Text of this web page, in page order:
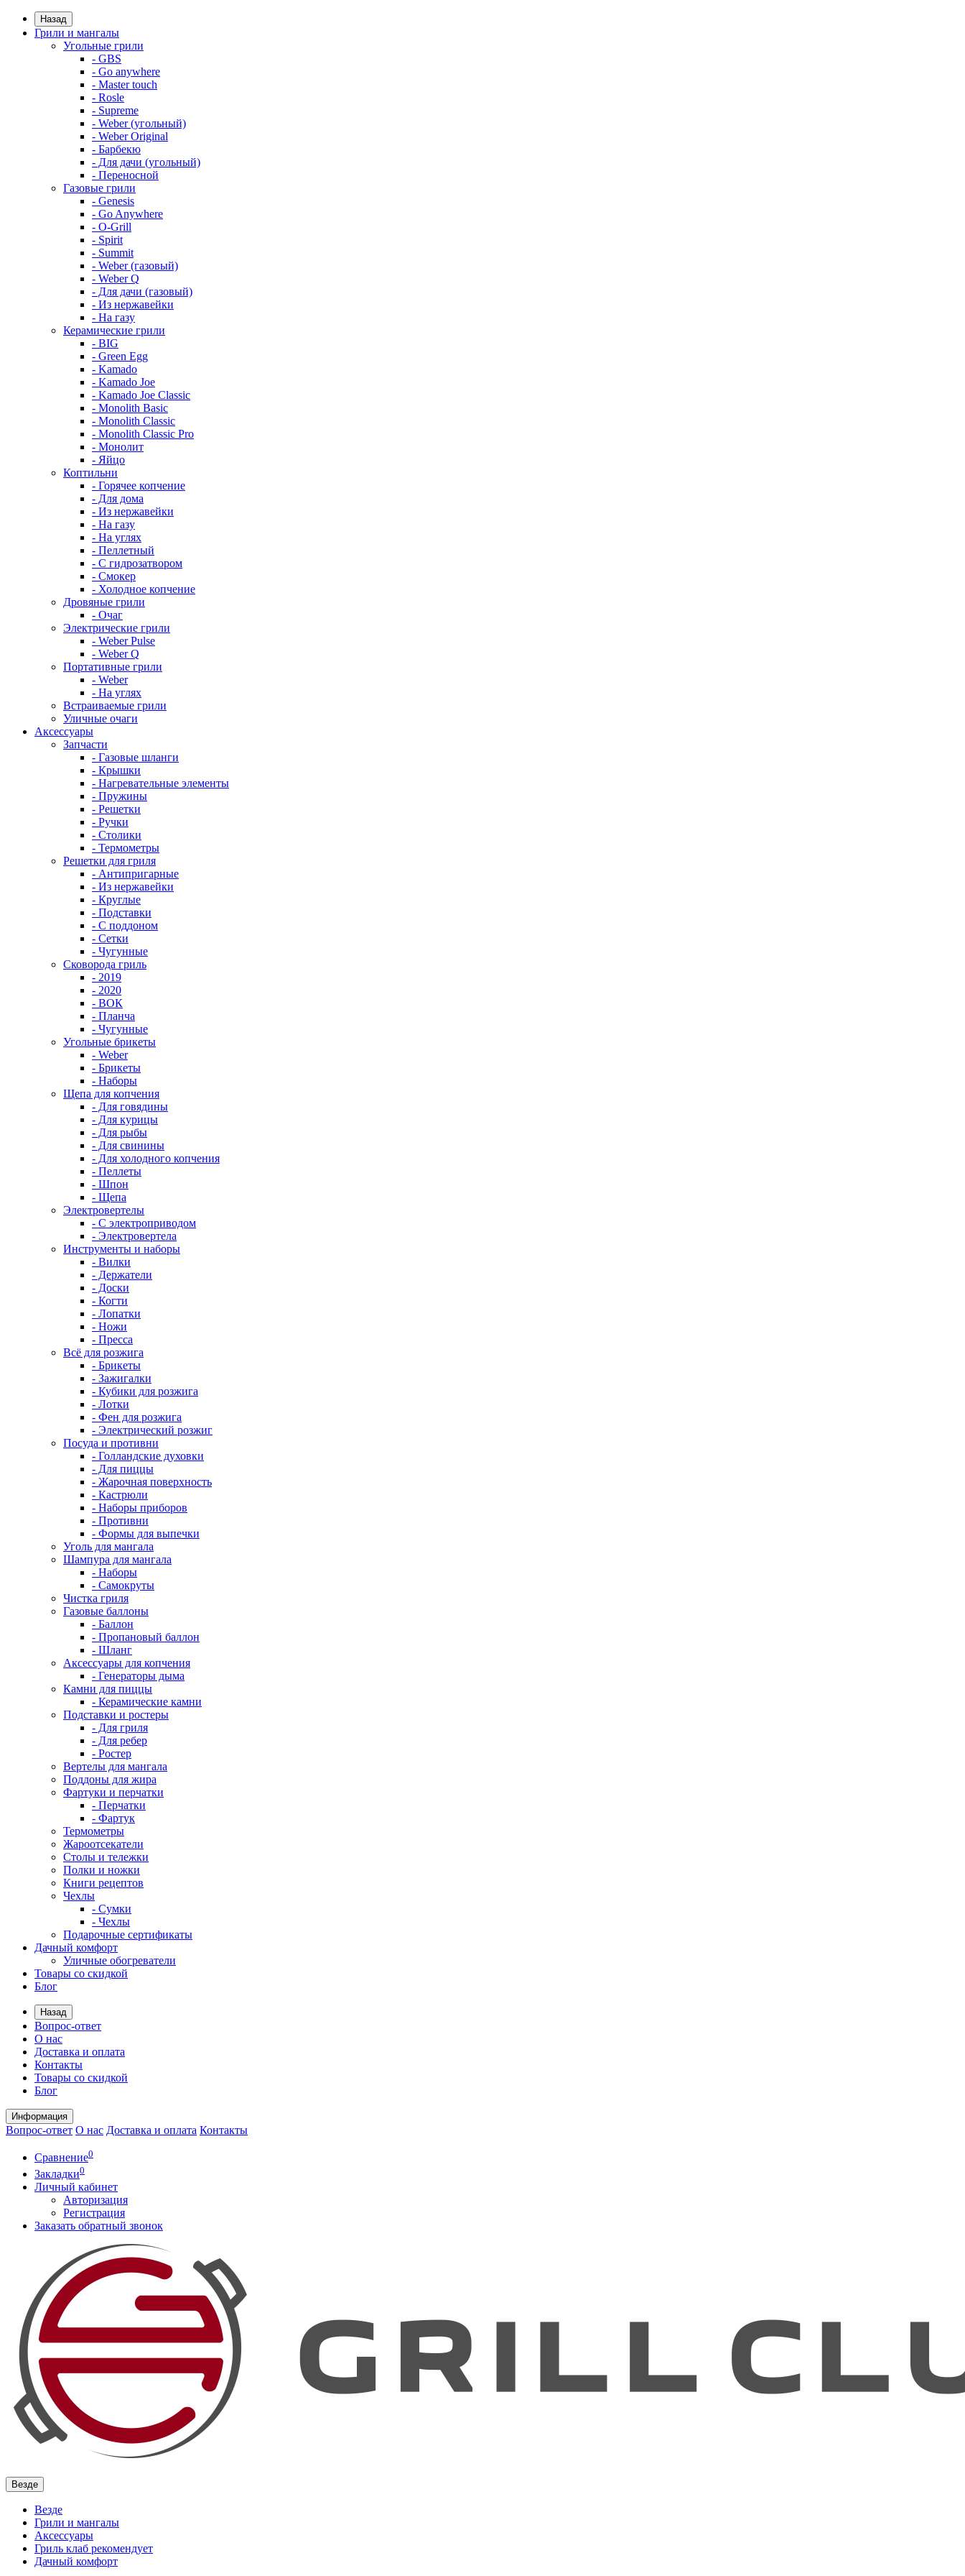
Назад
Грили и мангалы
Угольные грили
- GBS
- Go anywhere
- Master touch
- Rosle
- Supreme
- Weber (угольный)
- Weber Original
- Барбекю
- Для дачи (угольный)
- Переносной
Газовые грили
- Genesis
- Go Anywhere
- O-Grill
- Spirit
- Summit
- Weber (газовый)
- Weber Q
- Для дачи (газовый)
- Из нержавейки
- На газу
Керамические грили
- BIG
- Green Egg
- Kamado
- Kamado Joe
- Kamado Joe Classic
- Monolith Basic
- Monolith Classic
- Monolith Classic Pro
- Монолит
- Яйцо
Коптильни
- Горячее копчение
- Для дома
- Из нержавейки
- На газу
- На углях
- Пеллетный
- С гидрозатвором
- Смокер
- Холодное копчение
Дровяные грили
- Очаг
Электрические грили
- Weber Pulse
- Weber Q
Портативные грили
- Weber
- На углях
Встраиваемые грили
Уличные очаги
Аксессуары
Запчасти
- Газовые шланги
- Крышки
- Нагревательные элементы
- Пружины
- Решетки
- Ручки
- Столики
- Термометры
Решетки для гриля
- Антипригарные
- Из нержавейки
- Круглые
- Подставки
- С поддоном
- Сетки
- Чугунные
Сковорода гриль
- 2019
- 2020
- ВОК
- Планча
- Чугунные
Угольные брикеты
- Weber
- Брикеты
- Наборы
Щепа для копчения
- Для говядины
- Для курицы
- Для рыбы
- Для свинины
- Для холодного копчения
- Пеллеты
- Шпон
- Щепа
Электровертелы
- С электроприводом
- Электровертела
Инструменты и наборы
- Вилки
- Держатели
- Доски
- Когти
- Лопатки
- Ножи
- Пресса
Всё для розжига
- Брикеты
- Зажигалки
- Кубики для розжига
- Лотки
- Фен для розжига
- Электрический розжиг
Посуда и противни
- Голландские духовки
- Для пиццы
- Жарочная поверхность
- Кастрюли
- Наборы приборов
- Противни
- Формы для выпечки
Уголь для мангала
Шампура для мангала
- Наборы
- Самокруты
Чистка гриля
Газовые баллоны
- Баллон
- Пропановый баллон
- Шланг
Аксессуары для копчения
- Генераторы дыма
Камни для пиццы
- Керамические камни
Подставки и ростеры
- Для гриля
- Для ребер
- Ростер
Вертелы для мангала
Поддоны для жира
Фартуки и перчатки
- Перчатки
- Фартук
Термометры
Жароотсекатели
Столы и тележки
Полки и ножки
Книги рецептов
Чехлы
- Сумки
- Чехлы
Подарочные сертификаты
Дачный комфорт
Уличные обогреватели
Товары со скидкой
Блог
Назад
Вопрос-ответ
О нас
Доставка и оплата
Контакты
Товары со скидкой
Блог
Информация
Вопрос-ответ О нас Доставка и оплата Контакты
Сравнение0
Закладки0
Личный кабинет
Авторизация
Регистрация
Заказать обратный звонок
Везде
Везде
Грили и мангалы
Аксессуары
Гриль клаб рекомендует
Дачный комфорт